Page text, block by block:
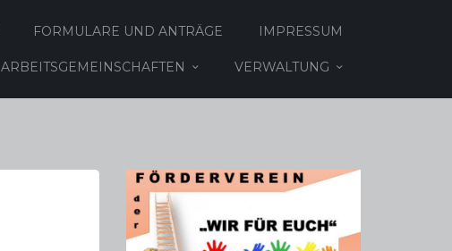
FORMULARE UND ANTRÄGE IMPRESSUM
ARBEITSGEMEINSCHAFTEN VERWALTUNG